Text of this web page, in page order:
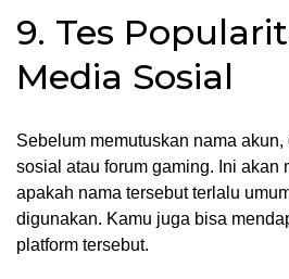
9. Tes
Media Sosial
Sebelum memutuskan nama
sosial atau forum gaming. Ini akan
apakah nama tersebut terlalu
digunakan. Kamu juga bisa
platform tersebut.